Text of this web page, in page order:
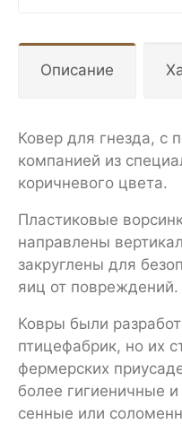
Описание
Ковер для гнезда, с
компанией из
коричневого цвета.
Пластиковые
направлены
закруглены для
яиц от повреждений.
Ковры были
птицефабрик, но их
фермерских
более гигиеничные
сенные или